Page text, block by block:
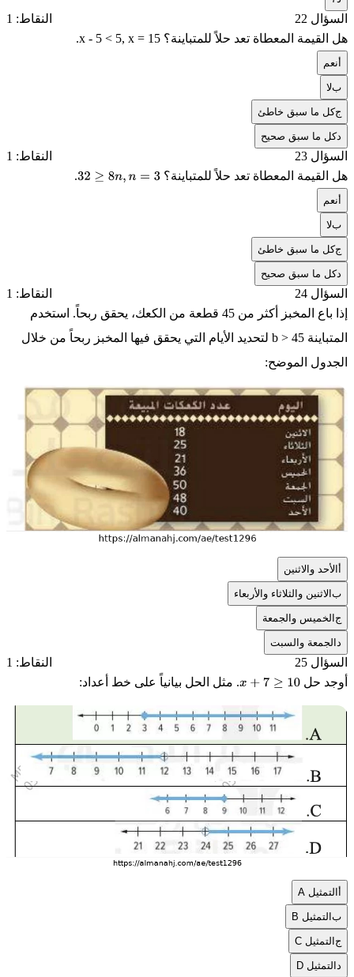
السؤال 22
النقاط: 1
هل القيمة المعطاة تعد حلاً للمتباينة؟ x - 5 < 5, x = 15
.
نعم
بلا
جكل ما سبق خاطئ
كل ما سبق صحيح
السؤال 23
النقاط: 1
هل القيمة المعطاة تعد حلاً للمتباينة؟
32 ≥8 n,n=3
.
نعم
بلا
جكل ما سبق خاطئ
كل ما سبق صحيح
السؤال 24
النقاط: 1
إذا باع المخبز أكثر من 45 قطعة من الكعك، يحقق ربحاً. استخدم
المتباينة b > 45لتحديد الأيام التي يحقق فيها المخبز ربحاً من خلال
الجدول الموضح:
الأحد والاثنين
بالاثنين والثلاثاء والأربعاء
جالخميس والجمعة
الجمعة والسبت
السؤال 25
النقاط: 1
أوجد حل
x + ≥ 10 . مثل الحل بيانياً على خط أعداد:
التمثيل A
بالتمثيل B
جالتمثيل C
التمثيل D